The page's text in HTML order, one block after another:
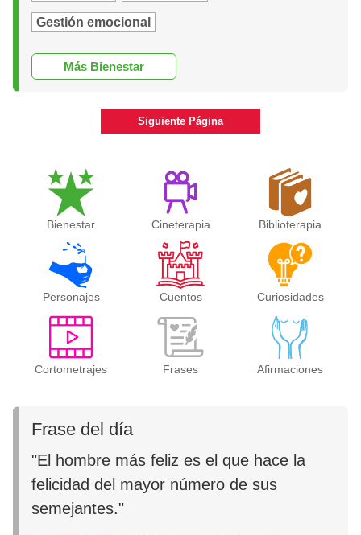
Gestión emocional
Más Bienestar
Siguiente Página
Bienestar Cineterapia Biblioterapia
Personajes Cuentos Curiosidades
Cortometrajes Frases Afirmaciones
Frase del día
"El hombre más feliz es el que hace la
felicidad del mayor número de sus
semejantes."